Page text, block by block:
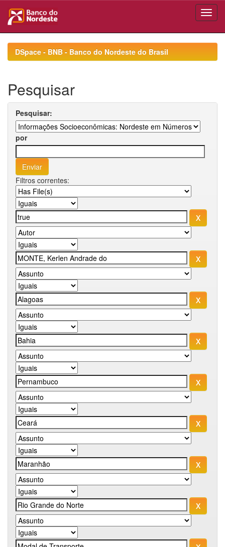
navigationDSpace - BNB - Banco do Nordeste do Brasil
Pesquisar
Pesquisar:
por
Filtros correntes: